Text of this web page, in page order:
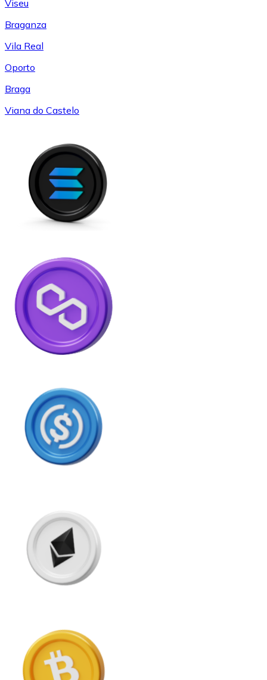
Viseu
Braganza
Vila Real
Oporto
Braga
Viana do Castelo